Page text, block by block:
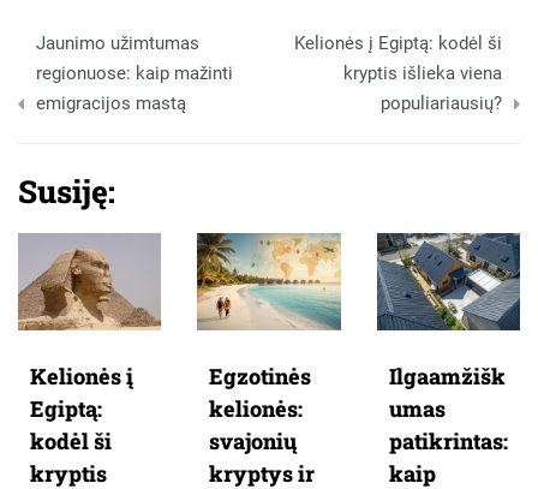
Navigacija
tarp
įrašų
Jaunimo užimtumas
regionuose: kaip mažinti
emigracijos mastą
Kelionės į Egiptą: kodėl ši
kryptis išlieka viena
populiariausių?
Susiję:
Kelionės į
Egiptą:
kodėl ši
kryptis
Egzotinės
kelionės:
svajonių
kryptys ir
Ilgaamžišk
umas
patikrintas:
kaip